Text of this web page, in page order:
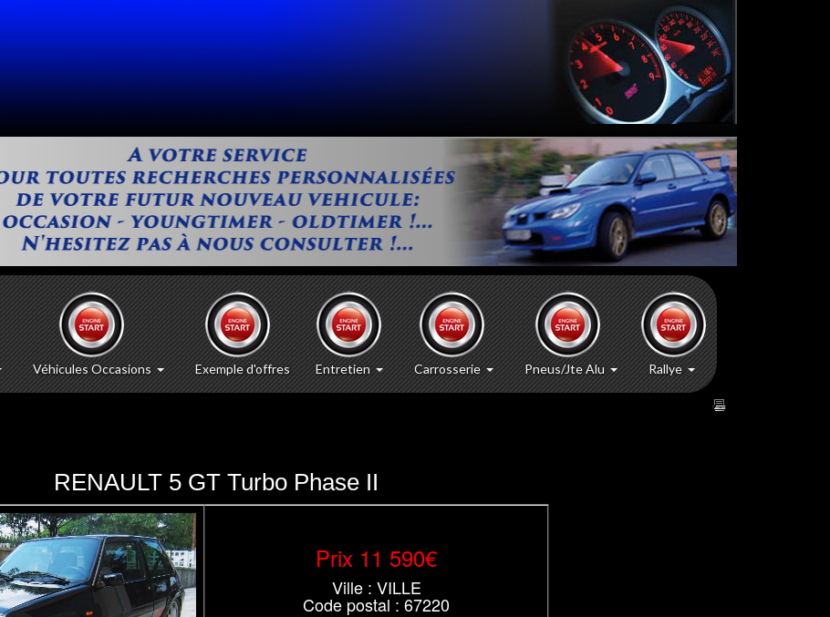
Véhicules Occasions Exemple d'offres Entretien Carrosserie Pneus/Jte Alu Rallye
RENAULT 5 GT Turbo Phase II
Prix 11 590€
Ville : VILLE
Code postal : 67220